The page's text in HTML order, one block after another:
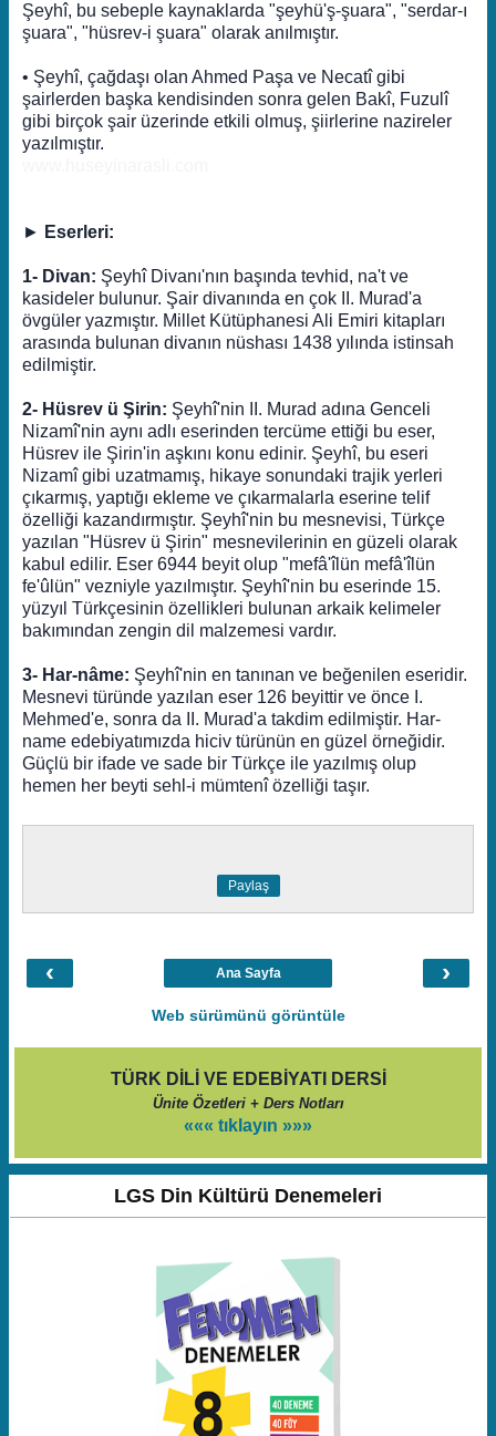
Şeyhî, bu sebeple kaynaklarda "şeyhü'ş-şuara", "serdar-ı
şuara", "hüsrev-i şuara" olarak anılmıştır.
• Şeyhî, çağdaşı olan Ahmed Paşa ve Necatî gibi
şairlerden başka kendisinden sonra gelen Bakî, Fuzulî
gibi birçok şair üzerinde etkili olmuş, şiirlerine nazireler
yazılmıştır.
► Eserleri:
1- Divan: Şeyhî Divanı'nın başında tevhid, na't ve
kasideler bulunur. Şair divanında en çok II. Murad'a
övgüler yazmıştır. Millet Kütüphanesi Ali Emiri kitapları
arasında bulunan divanın nüshası 1438 yılında istinsah
edilmiştir.
2- Hüsrev ü Şirin: Şeyhî'nin II. Murad adına Genceli
Nizamî'nin aynı adlı eserinden tercüme ettiği bu eser,
Hüsrev ile Şirin'in aşkını konu edinir. Şeyhî, bu eseri
Nizamî gibi uzatmamış, hikaye sonundaki trajik yerleri
çıkarmış, yaptığı ekleme ve çıkarmalarla eserine telif
özelliği kazandırmıştır. Şeyhî'nin bu mesnevisi, Türkçe
yazılan "Hüsrev ü Şirin" mesnevilerinin en güzeli olarak
kabul edilir. Eser 6944 beyit olup "mefâ'îlün mefâ'îlün
fe'ûlün" vezniyle yazılmıştır. Şeyhî'nin bu eserinde 15.
yüzyıl Türkçesinin özellikleri bulunan arkaik kelimeler
bakımından zengin dil malzemesi vardır.
3- Har-nâme: Şeyhî'nin en tanınan ve beğenilen eseridir.
Mesnevi türünde yazılan eser 126 beyittir ve önce I.
Mehmed'e, sonra da II. Murad'a takdim edilmiştir. Har-
name edebiyatımızda hiciv türünün en güzel örneğidir.
Güçlü bir ifade ve sade bir Türkçe ile yazılmış olup
hemen her beyti sehl-i mümtenî özelliği taşır.
Paylaş
‹ ›
Ana Sayfa
Web sürümünü görüntüle
TÜRK DİLİ VE EDEBİYATI DERSİ
Ünite Özetleri + Ders Notları
««« tıklayın »»»
LGS Din Kültürü Denemeleri